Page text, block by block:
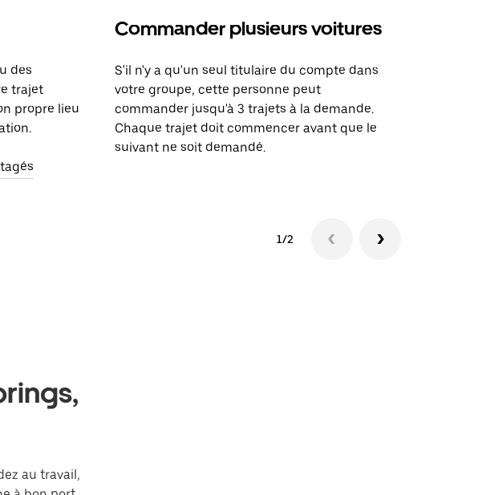
des
trajet
propre lieu
Commander plusieurs voitures
S'il n'y a qu'un seul titulaire du compte dans
votre groupe, cette personne peut
commander jusqu'à 3 trajets à la demande.
Chaque trajet doit commencer avant que le
suivant ne soit demandé.
1/2
au travail,